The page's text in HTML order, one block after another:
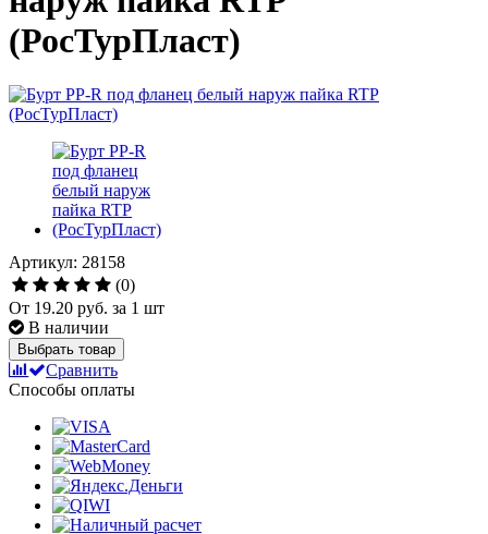
(РосТурПласт)
Артикул: 28158
(0)
От 19.20 руб. за 1 шт
В наличии
Выбрать товар
Сравнить
Способы оплаты